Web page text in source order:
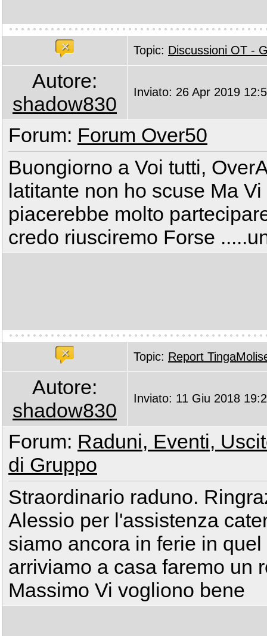
Topic: Discussioni OT -
Autore:
shadow830
Inviato: 26 Apr 2019
Forum: Forum Over50
Buongiorno a Voi tutti,
latitante non ho scuse Ma
piacerebbe molto
credo riusciremo Forse
Topic: Report
Autore:
shadow830
Inviato: 11 Giu 2018
Forum: Raduni, Eventi,
di Gruppo
Straordinario raduno.
Alessio per l'assistenza
siamo ancora in ferie in
arriviamo a casa faremo un
Massimo Vi vogliono bene